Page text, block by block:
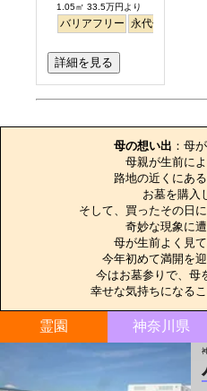
1.05㎡ 33.5万円より
バリアフリー 永代供養
詳細を見る
母の想い出 ：母
母親が生前に
路地の近くにあ
お墓を購入
そして、買ったその日
奇妙な現象に遭
母が生前よく見て
今年初めて満開を
今はお墓参りで、母
幸せな気持ちになる
霊園 神奈川県